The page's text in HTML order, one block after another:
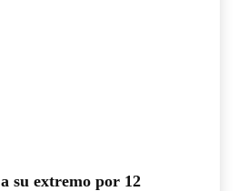
su extremo por 12